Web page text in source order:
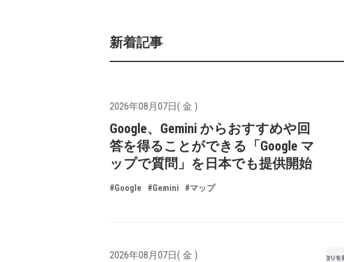
新着記事
2026年08月07日( 金 )
Google、Gemini からおすすめや回
答を得ることができる「Google マ
ップで質問」を日本でも提供開始
#Google #Gemini #マップ
2026年08月07日( 金 )